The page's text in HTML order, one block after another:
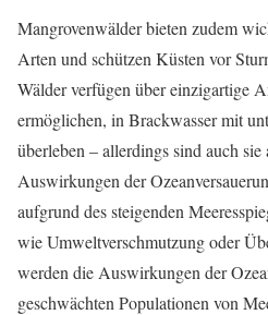
Mangrovenwälder bieten zudem
Arten und schützen Küsten vor
Wälder verfügen über einzigartige
ermöglichen, in Brackwasser mit
überleben – allerdings sind auch
Auswirkungen der
aufgrund des steigenden
wie Umweltverschmutzung oder
werden die Auswirkungen der
geschwächten Populationen von